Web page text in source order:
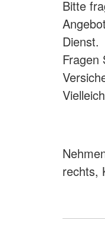
Bitte
Dienst.
Fragen
rechts,